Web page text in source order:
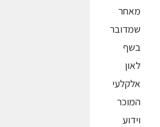
מאחר
שמדובר
בשף
לאון
אלקלעי
המוכר
וידוע